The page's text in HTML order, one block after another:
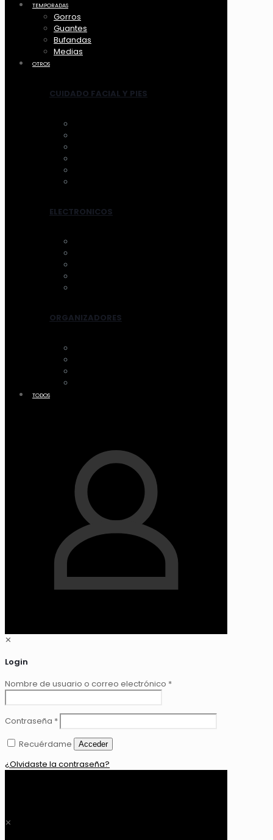
TEMPORADAS
Gorros
Guantes
Bufandas
Medias
OTROS
CUIDADO FACIAL Y PIES
ELECTRONICOS
ORGANIZADORES
TODOS
✕
Login
Nombre de usuario o correo electrónico *
Contraseña *
Recuérdame
Acceder
¿Olvidaste la contraseña?
✕